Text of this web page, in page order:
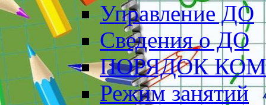
Управление ДО
Сведения о ДО
ПОРЯДОК
Режим занятий